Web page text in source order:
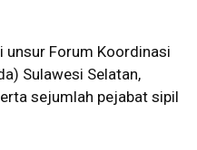
unsur Forum Koordinasi
Sulawesi Selatan,
sejumlah pejabat sipil